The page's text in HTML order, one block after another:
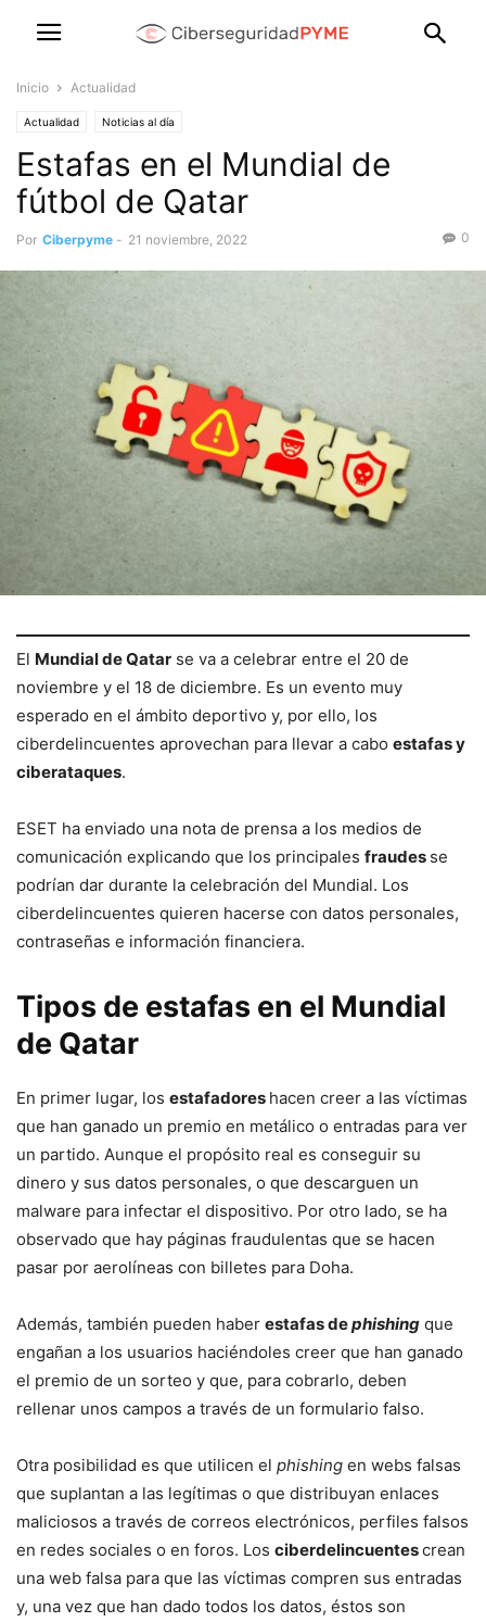
Inicio Actualidad
Actualidad Noticias al día
Estafas en el Mundial de
fútbol de Qatar
Por Ciberpyme - 21 noviembre, 2022 0
El Mundial de Qatar se va a celebrar entre el 20 de
noviembre y el 18 de diciembre. Es un evento muy
esperado en el ámbito deportivo y, por ello, los
ciberdelincuentes aprovechan para llevar a cabo estafas y
ciberataques.
ESET ha enviado una nota de prensa a los medios de
comunicación explicando que los principales fraudes se
podrían dar durante la celebración del Mundial. Los
ciberdelincuentes quieren hacerse con datos personales,
contraseñas e información financiera.
Tipos de estafas en el Mundial
de Qatar
En primer lugar, los estafadores hacen creer a las víctimas
que han ganado un premio en metálico o entradas para ver
un partido. Aunque el propósito real es conseguir su
dinero y sus datos personales, o que descarguen un
malware para infectar el dispositivo. Por otro lado, se ha
observado que hay páginas fraudulentas que se hacen
pasar por aerolíneas con billetes para Doha.
Además, también pueden haber estafas dephishing que
engañan a los usuarios haciéndoles creer que han ganado
el premio de un sorteo y que, para cobrarlo, deben
rellenar unos campos a través de un formulario falso.
Otra posibilidad es que utilicen el phishing en webs falsas
que suplantan a las legítimas o que distribuyan enlaces
maliciosos a través de correos electrónicos, perfiles falsos
en redes sociales o en foros. Los ciberdelincuentescrean
una web falsa para que las víctimas compren sus entradas
y, una vez que han dado todos los datos, éstos son